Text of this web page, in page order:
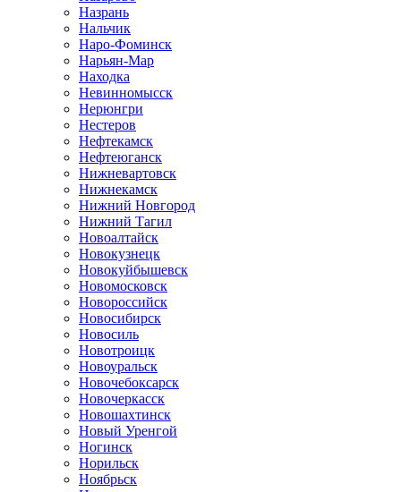
Назрань
Нальчик
Наро-Фоминск
Нарьян-Мар
Находка
Невинномысск
Нерюнгри
Нестеров
Нефтекамск
Нефтеюганск
Нижневартовск
Нижнекамск
Нижний Новгород
Нижний Тагил
Новоалтайск
Новокузнецк
Новокуйбышевск
Новомосковск
Новороссийск
Новосибирск
Новосиль
Новотроицк
Новоуральск
Новочебоксарск
Новочеркасск
Новошахтинск
Новый Уренгой
Ногинск
Норильск
Ноябрьск